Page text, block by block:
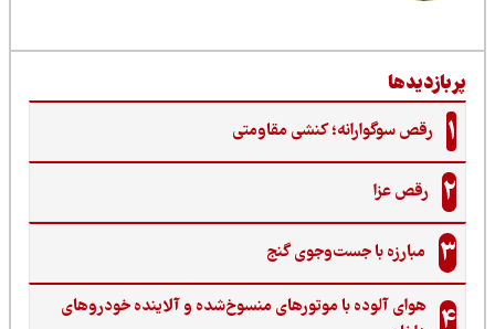
رقص سوگوارانه؛ کنشی مقاومتی
رقص عزا
مبارزه با جست‌وجوی گنج‌
هوای آلوده با موتورهای منسوخ‌شده و آلاینده خودروهای